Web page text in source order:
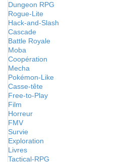
Dungeon RPG
Rogue-Lite
Hack-and-Slash
Cascade
Battle Royale
Moba
Coopération
Mecha
Pokémon-Like
Casse-tête
Free-to-Play
Film
Horreur
FMV
Survie
Exploration
Livres
Tactical-RPG